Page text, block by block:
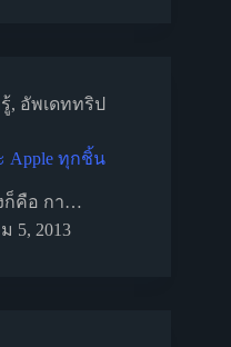
, อัพเดททริป
Apple ทุกชิ้น
ก็คือ กา…
5, 2013